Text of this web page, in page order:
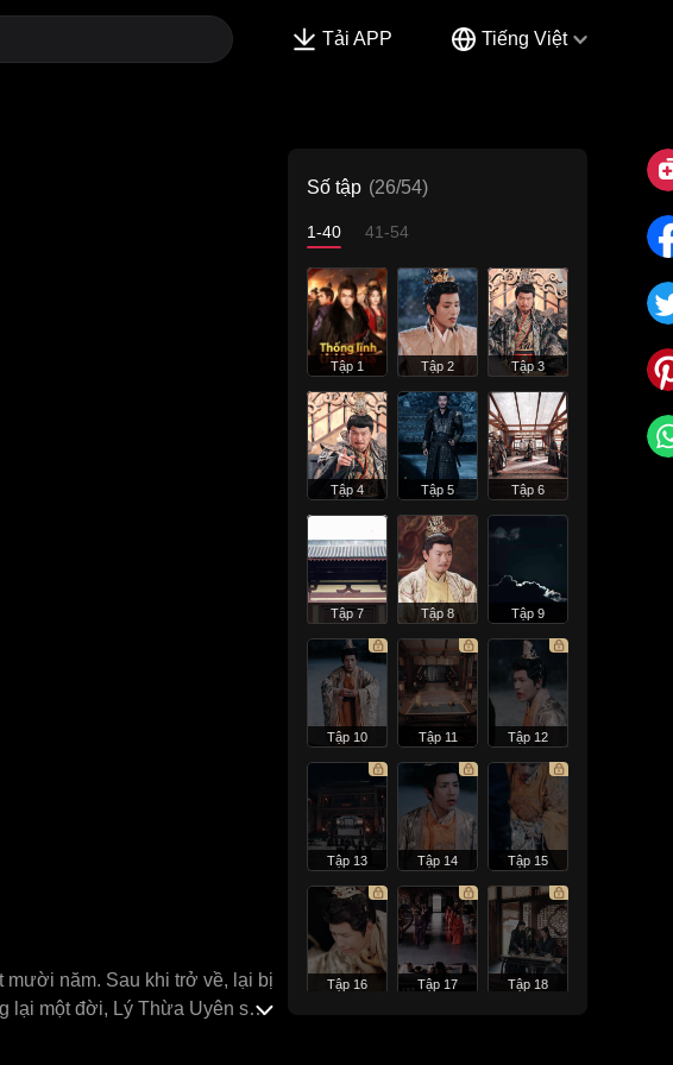
Tải APP Tiếng Việt
năm. Sau khi trở về, lại bị
lại một đời, Lý Thừa Uyên sau
Số tập (26/54)
1-40 41-54
Tập 1 Tập 2 Tập 3
Tập 4 Tập 5 Tập 6
Tập 7 Tập 8 Tập 9
Tập 10 Tập 11 Tập 12
Tập 13 Tập 14 Tập 15
Tập 16 Tập 17 Tập 18